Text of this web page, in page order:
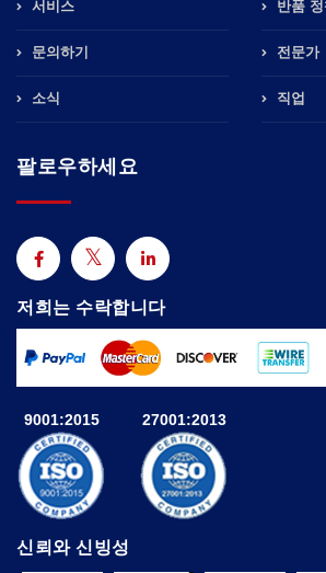
서비스
문의하기
소식
반품 정
전문가
직업
팔로우하세요
저희는 수락합니다
9001:2015 27001:2013
신뢰와 신빙성